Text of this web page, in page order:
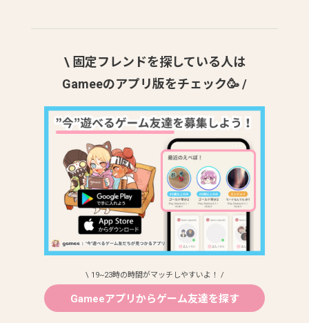
\ 固定フレンドを探している人は
Gameeのアプリ版をチェック🥳 /
\ 19~23時の時間がマッチしやすいよ！ /
Gameeアプリからゲーム友達を探す